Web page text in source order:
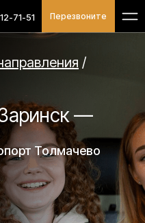
71-51 Перезвоните
/
—
Толмачево